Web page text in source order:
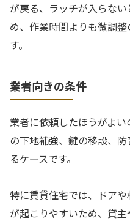
が戻る、ラッチが入らな
め、作業時間よりも微調
す。
業者向きの条件
業者に依頼したほうがよ
の下地補強、鍵の移設、
るケースです。
特に賃貸住宅では、ドア
が起こりやすいため、貸